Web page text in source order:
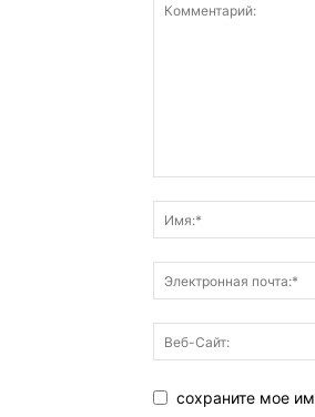
сохраните мое